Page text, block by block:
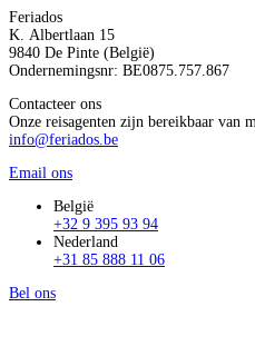
Feriados
K. Albertlaan 15
9840 De Pinte (België)
Ondernemingsnr: BE0875.757.867
Contacteer ons
Onze reisagenten zijn bereikbaar van
info@feriados.be
Email ons
België
+32 9 395 93 94
Nederland
+31 85 888 11 06
Bel ons